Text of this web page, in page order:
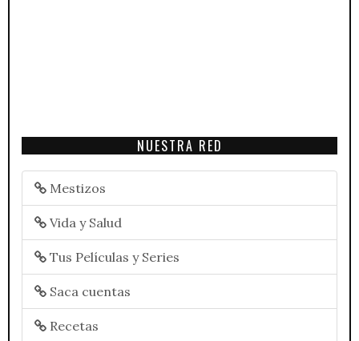
NUESTRA RED
Mestizos
Vida y Salud
Tus Películas y Series
Saca cuentas
Recetas